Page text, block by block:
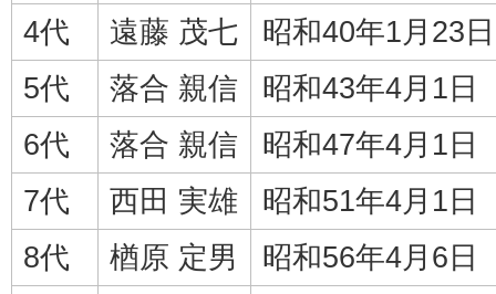
4代
遠藤 茂七
昭和40年1月23日
5代
落合 親信
昭和43年4月1日
6代
落合 親信
昭和47年4月1日
7代
西田 実雄
昭和51年4月1日
8代
楢原 定男
昭和56年4月6日